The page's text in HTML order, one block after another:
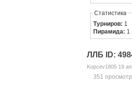
Статистика
Турниров: 1
Пирамида: 1
ЛЛБ ID:
Kopcev1805 19
351 просмотр